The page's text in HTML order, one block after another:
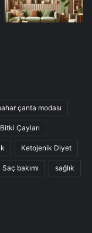
çanta modası
Bitki Çayları
Ketojenik Diyet
Saç bakımı sağlık